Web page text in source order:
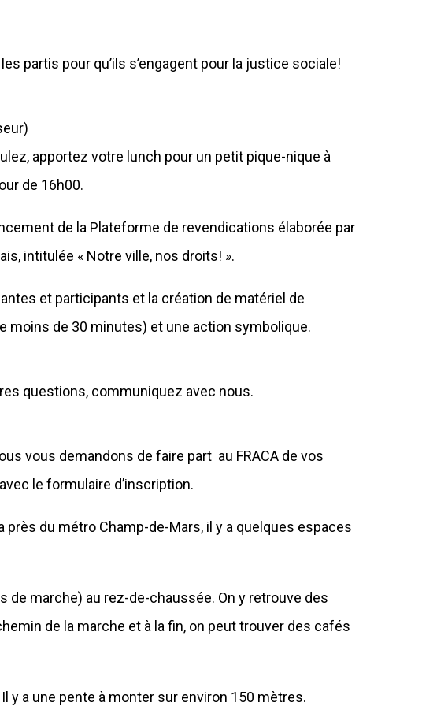
partis pour qu’ils s’engagent pour la justice sociale!
apportez votre lunch pour un petit pique-nique à
de 16h00.
de la Plateforme de revendications élaborée par
intitulée « Notre ville, nos droits! ».
et participants et la création de matériel de
moins de 30 minutes) et une action symbolique.
questions, communiquez avec nous.
vous demandons de faire part au FRACA de vos
le formulaire d’inscription.
près du métro Champ-de-Mars, il y a quelques espaces
de marche) au rez-de-chaussée. On y retrouve des
de la marche et à la fin, on peut trouver des cafés
y a une pente à monter sur environ 150 mètres.